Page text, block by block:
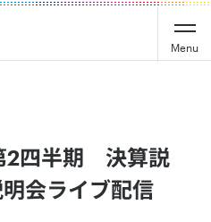
Menu
四半期 決算説
会ライブ配信